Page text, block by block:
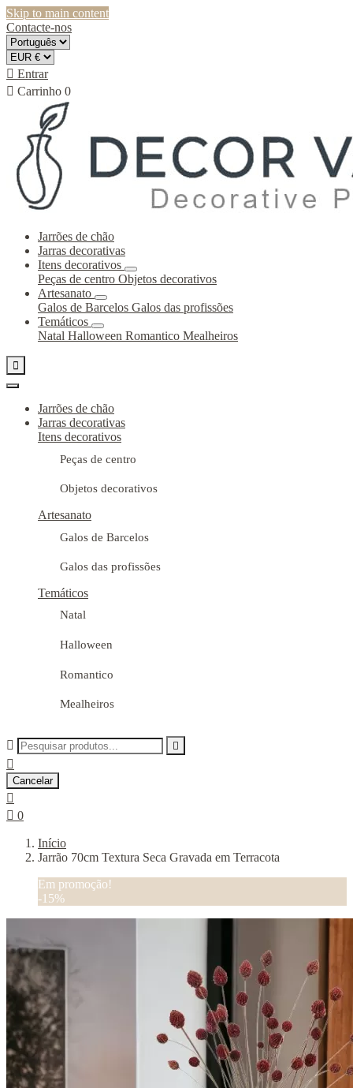
Skip to main content
Contacte-nos
 Entrar
 Carrinho 0
Jarrões de chão
Jarras decorativas
Itens decorativos
Peças de centro Objetos decorativos
Artesanato
Galos de Barcelos Galos das profissões
Temáticos
Natal Halloween Romantico Mealheiros

Jarrões de chão
Jarras decorativas
Itens decorativos
Peças de centro
Objetos decorativos
Artesanato
Galos de Barcelos
Galos das profissões
Temáticos
Natal
Halloween
Romantico
Mealheiros
 

Cancelar

 0
Início
Jarrão 70cm Textura Seca Gravada em Terracota
Em promoção!
-15%